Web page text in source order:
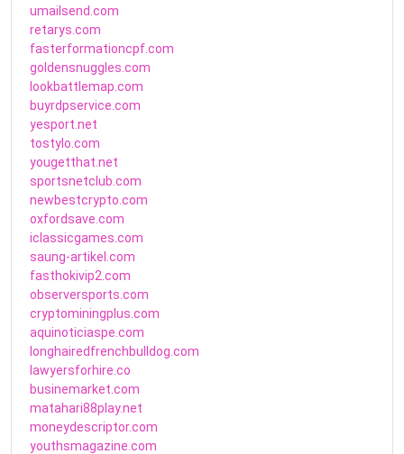
umailsend.com
retarys.com
fasterformationcpf.com
goldensnuggles.com
lookbattlemap.com
buyrdpservice.com
yesport.net
tostylo.com
yougetthat.net
sportsnetclub.com
newbestcrypto.com
oxfordsave.com
iclassicgames.com
saung-artikel.com
fasthokivip2.com
observersports.com
cryptominingplus.com
aquinoticiaspe.com
longhairedfrenchbulldog.com
lawyersforhire.co
businemarket.com
matahari88play.net
moneydescriptor.com
youthsmagazine.com